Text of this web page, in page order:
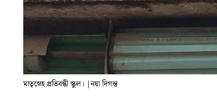
মাতৃস্নেহ প্রতিবন্ধী স্কুল। |নয়া দিগন্ত